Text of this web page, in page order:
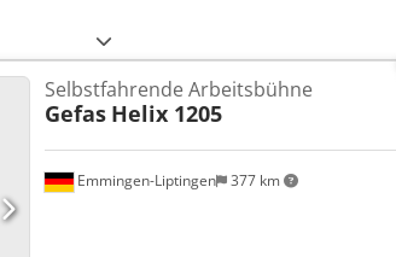
Emmingen-Liptingen 377 km
Selbstfahrende Arbeitsbühne
Gefas Helix 1205